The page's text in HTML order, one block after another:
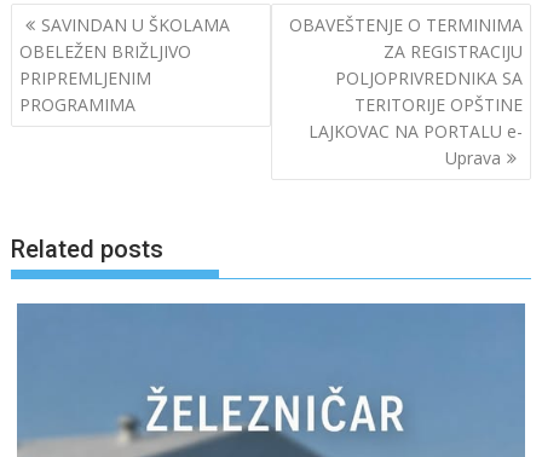
Post
navigation
SAVINDAN U ŠKOLAMA
OBELEŽEN BRIŽLJIVO
PRIPREMLJENIM
PROGRAMIMA
OBAVEŠTENJE O TERMINIMA
ZA REGISTRACIJU
POLJOPRIVREDNIKA SA
TERITORIJE OPŠTINE
LAJKOVAC NA PORTALU e-
Uprava
Related posts